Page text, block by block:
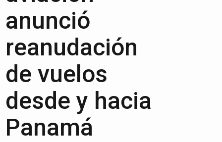
anunció
reanudación
de vuelos
desde y hacia
Panamá